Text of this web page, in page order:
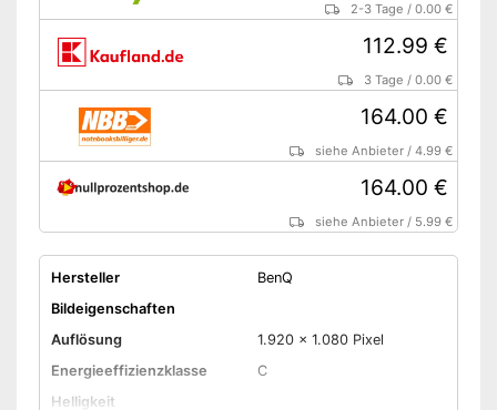
2-3 Tage /0.00 €
112.99 €
3 Tage /0.00 €
164.00 €
siehe Anbieter /4.99 €
164.00 €
siehe Anbieter / 5.99 €
Hersteller
BenQ
Bildeigenschaften
Auflösung
1.920 x 1.080 Pixel
Energieeffizienzklasse
C
Helligkeit